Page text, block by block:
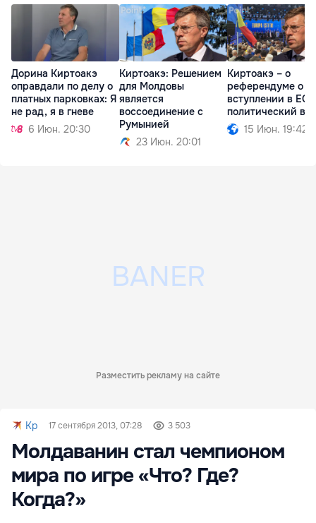
Дорина Киртоакэ
оправдали по делу о
платных парковках: Я
не рад, я в гневе
6 Июн. 20:30
Киртоакэ: Решением
для Молдовы
является
воссоединение с
Румынией
23 Июн. 20:01
Киртоакэ – о
референдуме о
вступлении в ЕС:
политический
15 Июн. 19:42
Разместить рекламу на сайте
Kp 17 сентября 2013, 07:28 3 503
Молдаванин стал чемпионом
мира по игре «Что? Где?
Когда?»